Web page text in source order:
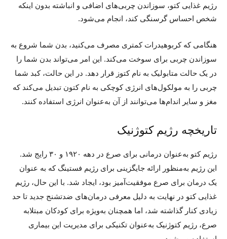
رژیم غذایی کتو، سوزاندن چربی‌های اضافی و انباشته بدون اینکه
شخص احساس گرسنگی کند، انجام می‌شود.
هنگامی که کربوهیدرات کمتری مصرف می‌کنید، بدن شما شروع به
سوزاندن چربی برای سوخت می‌کند. این امر می‌تواند بدن شما را
در یک حالت متابولیک به نام کتوز قرار دهد. در این حالت، کبد شما
چربی را به مولکول‌های انرژی کوچکی به نام کتون تبدیل می‌کند که
مغز و سایر اندام‌ها می‌توانند از آن به‌عنوان انرژی استفاده کنند.
تاریخچه رژیم کتوژنیک
رژیم کتو به‌عنوان درمانی برای صرع در دهه ۱۹۲۰ و ۳۰ رایج شد.
این رژیم به‌منظور ارائه جایگزینی برای رژیم فستینگ که به‌ عنوان
یک درمان برای صرع موفقیت‌آمیز بود، ایجاد شد. با این‌ حال، رژیم
غذایی کتو در نهایت به دلیل معرفی درمان‌های ضد‌تشنج جدید تا حد
زیادی کنار گذاشته شد، اما همچنان به‌ویژه برای کودکان مبتلابه
صرع، رژیم کتوژنیک به‌عنوان تکنیکی برای مدیریت این بیماری